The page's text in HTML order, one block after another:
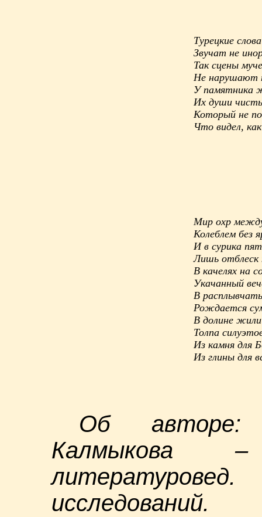
Турецкие
Звучат не
Так сцены
Не нарушают
У памятника
Их души
Который не
Что видел,
Мир охр
Колеблем без
И в сурика
Лишь отблеск
В качелях на
Укачанный
В
Рождается
В долине
Толпа
Из камня для
Из глины для
Об авторе:
Калмыкова
исследований.